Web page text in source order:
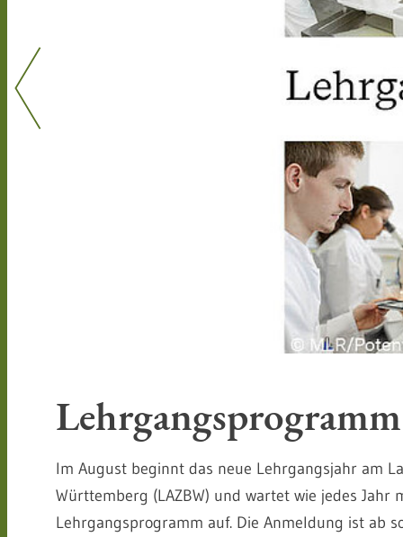
Im August beginnt das neue Lehrgangsjahr am
Württemberg (LAZBW) und wartet wie jedes
Lehrgangsprogramm auf. Die Anmeldung ist ab